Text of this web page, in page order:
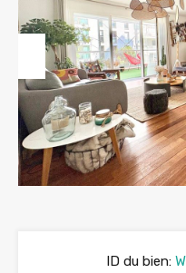
Previous
ID du bien: